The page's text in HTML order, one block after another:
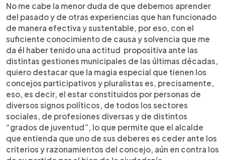
No me cabe la menor duda de que debemos aprender
del pasado y de otras experiencias que han funcionado
de manera efectiva y sustentable, por eso, con el
suficiente conocimiento de causa y solvencia que me
da él haber tenido una actitud propositiva ante las
distintas gestiones municipales de las últimas décadas,
quiero destacar que la magia especial que tienen los
concejos participativos y pluralistas es, precisamente,
eso, es decir, el estar constituidos por personas de
diversos signos políticos, de todos los sectores
sociales, de profesiones diversas y de distintos
“grados de juventud”, lo que permite que el alcalde
que entienda que uno de sus deberes es ceder ante los
criterios y razonamientos del concejo, aún en contra los